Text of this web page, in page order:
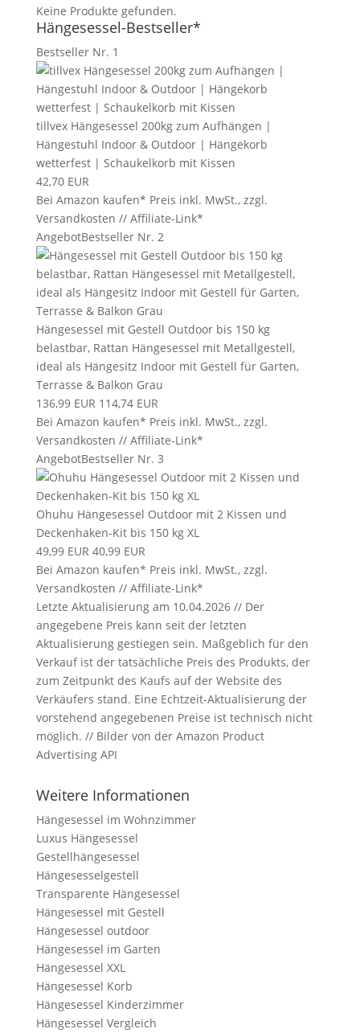
Keine Produkte gefunden.
Hängesessel-Bestseller*
Bestseller Nr. 1
tillvex Hängesessel 200kg zum Aufhängen |
Hängestuhl Indoor & Outdoor | Hängekorb
wetterfest | Schaukelkorb mit Kissen
42,70 EUR
Bei Amazon kaufen* Preis inkl. MwSt., zzgl.
Versandkosten // Affiliate-Link*
AngebotBestseller Nr. 2
Hängesessel mit Gestell Outdoor bis 150 kg
belastbar, Rattan Hängesessel mit Metallgestell,
ideal als Hängesitz Indoor mit Gestell für Garten,
Terrasse & Balkon Grau
136,99 EUR 114,74 EUR
Bei Amazon kaufen* Preis inkl. MwSt., zzgl.
Versandkosten // Affiliate-Link*
AngebotBestseller Nr. 3
Ohuhu Hängesessel Outdoor mit 2 Kissen und
Deckenhaken-Kit bis 150 kg XL
49,99 EUR 40,99 EUR
Bei Amazon kaufen* Preis inkl. MwSt., zzgl.
Versandkosten // Affiliate-Link*
Letzte Aktualisierung am 10.04.2026 // Der
angegebene Preis kann seit der letzten
Aktualisierung gestiegen sein. Maßgeblich für den
Verkauf ist der tatsächliche Preis des Produkts, der
zum Zeitpunkt des Kaufs auf der Website des
Verkäufers stand. Eine Echtzeit-Aktualisierung der
vorstehend angegebenen Preise ist technisch nicht
möglich. // Bilder von der Amazon Product
Advertising API
Weitere Informationen
Hängesessel im Wohnzimmer
Luxus Hängesessel
Gestellhängesessel
Hängesesselgestell
Transparente Hängesessel
Hängesessel mit Gestell
Hängesessel outdoor
Hängesessel im Garten
Hängesessel XXL
Hängesessel Korb
Hängesessel Kinderzimmer
Hängesessel Vergleich